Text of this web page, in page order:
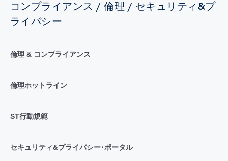
コンプライアンス / 倫理 / セキュリティ&プ
ライバシー
倫理 & コンプライアンス
倫理ホットライン
ST行動規範
セキュリティ&プライバシー･ポータル